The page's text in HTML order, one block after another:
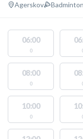
Agerskov Badminton
06:00
0
08:00
0
10:00
0